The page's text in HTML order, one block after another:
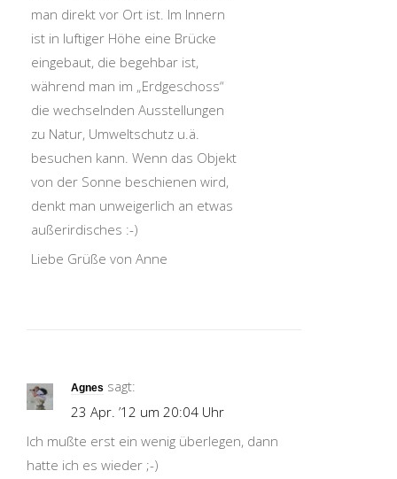
man direkt vor Ort ist. Im Innern
ist in luftiger Höhe eine Brücke
eingebaut, die begehbar ist,
während man im „Erdgeschoss“
die wechselnden Ausstellungen
zu Natur, Umweltschutz u.ä.
besuchen kann. Wenn das Objekt
von der Sonne beschienen wird,
denkt man unweigerlich an etwas
außerirdisches :-)
Liebe Grüße von Anne
Agnes sagt:
23 Apr. ’12 um 20:04 Uhr
Ich mußte erst ein wenig überlegen, dann
hatte ich es wieder ;-)